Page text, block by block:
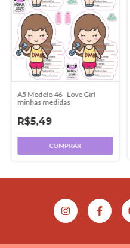
A5 Modelo 46 - Love Girl
minhas medidas
R$5,49
COMPRAR